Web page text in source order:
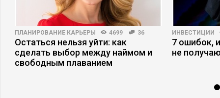
ПЛАНИРОВАНИЕ КАРЬЕРЫ 4699 36
Остаться нельзя уйти: как
сделать выбор между наймом и
свободным плаванием
ИНВЕСТИЦИИ
7 ошибок,
не